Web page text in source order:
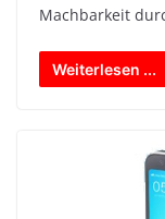
Machbarkeit
Weiterlesen ...